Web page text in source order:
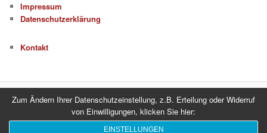
Impressum
Datenschutzerklärung
Kontakt
Datenschutzerklärung Stolz präsentiert von WordPress
Zum Ändern Ihrer Datenschutzeinstellung, z.B. Erteilung oder Widerruf
von Einwilligungen, klicken Sie hier:
EINSTELLUNGEN